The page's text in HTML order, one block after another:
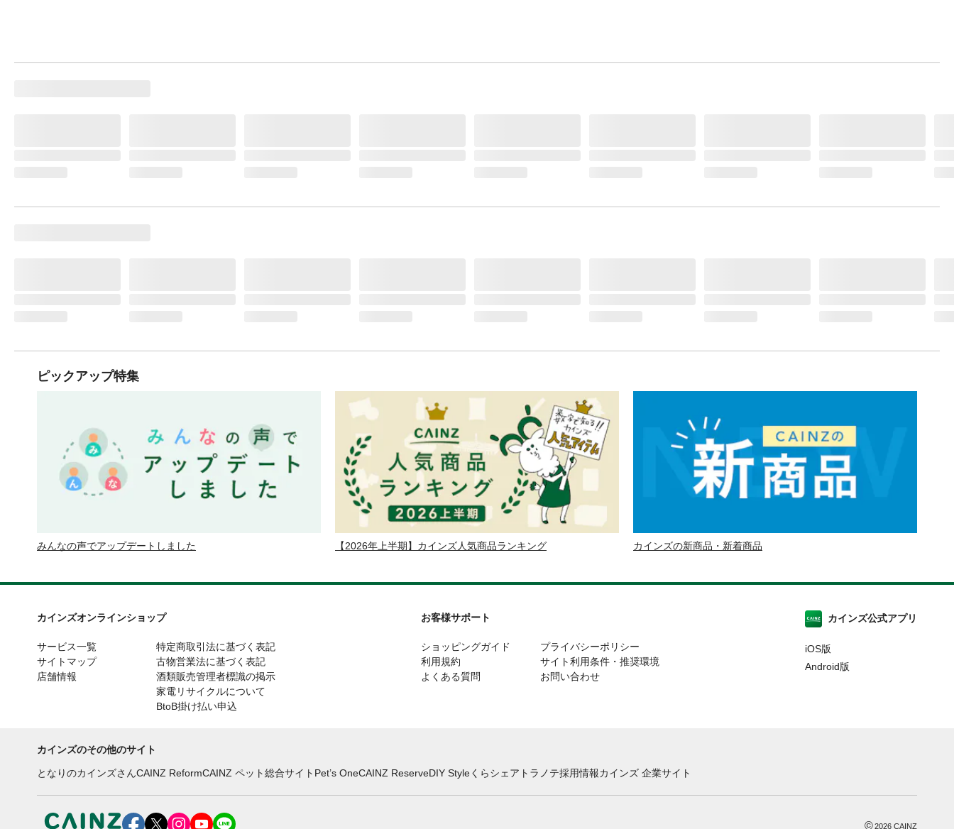
ピックアップ特集
みんなの声でアップデートしました 【2026年上半期】カインズ人気商品ランキング カインズの新商品・新着商品
カインズオンラインショップ
サービス一覧
サイトマップ
店舗情報
特定商取引法に基づく表記
古物営業法に基づく表記
酒類販売管理者標識の掲示
家電リサイクルについて
BtoB掛け払い申込
お客様サポート
ショッピングガイド
利用規約
よくある質問
プライバシーポリシー
サイト利用条件・推奨環境
お問い合わせ
カインズ公式アプリ
iOS版
Android版
カインズのその他のサイト
となりのカインズさんCAINZ ReformCAINZ ペット総合サイト Pet’s OneCAINZ ReserveDIY Styleくらシェア トラノテ採用情報カインズ 企業サイト
©2026 CAINZ